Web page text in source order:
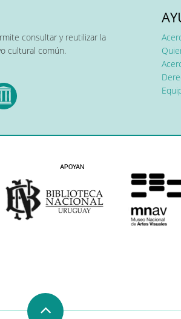
consultar y reutilizar la
cultural común.